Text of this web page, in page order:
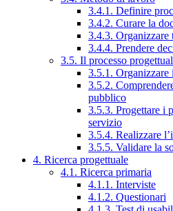
3.4.1. Definire
3.4.2. Curare la
3.4.3.
3.4.4. Prendere
3.5. Il processo
3.5.1. Organizzare
3.5.2.
pubblico
3.5.3. Progettare i
servizio
3.5.4. Realizzare
3.5.5. Validare la
4. Ricerca progettuale
4.1. Ricerca primaria
4.1.1. Interviste
4.1.2. Questionari